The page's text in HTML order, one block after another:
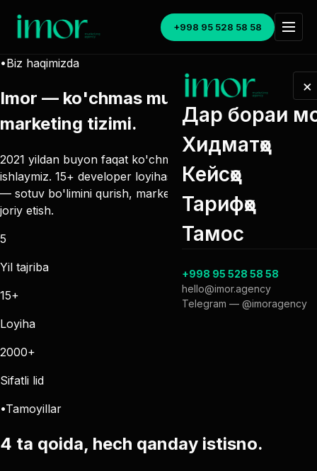
+998 95 528 58 58
×
Дар бораи
Хидматҳо
Кейсҳо
Тарифҳо
Тамос
+998 95 528 58 58
hello@imor.agency
Telegram — @imoragency
•Biz haqimizda
Imor — ko'chmas mulk uchun
marketing tizimi.
2021 yildan buyon faqat ko'chmas mulk sohasida
ishlaymiz. 15+ developer loyihasini noldan ishga tushirdik
— sotuv bo'limini qurish, marketing va undiruv tizimlarini
joriy etish.
5
Yil tajriba
15+
Loyiha
2000+
Sifatli lid
•Tamoyillar
4 ta qoida, hech qanday istisno.